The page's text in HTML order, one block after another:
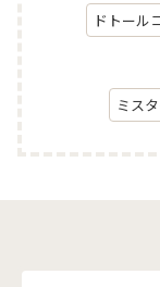
ドトール
ミス